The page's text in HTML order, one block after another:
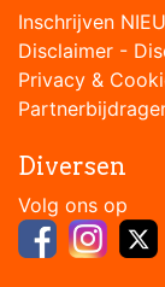
Inschrijven
Disclaimer -
Privacy &
Diversen
Volg